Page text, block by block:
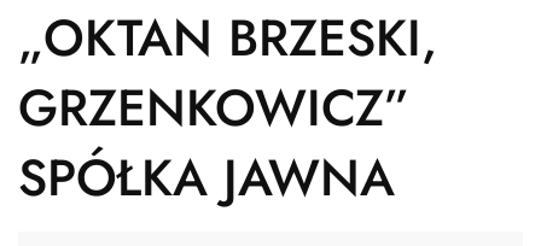
„OKTAN BRZESKI,
GRZENKOWICZ”
SPÓŁKA JAWNA